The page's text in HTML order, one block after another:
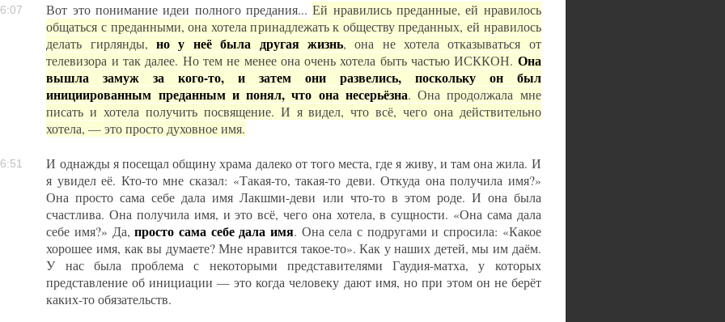
Вот это понимание идеи полного предания...Ей нравились преданные, ей нравилось
общаться с преданными, она хотела принадлежать к обществу преданных, ей нравилось
делать гирлянды,но у неё была другая жизнь, она не хотела отказываться от
телевизора и так далее. Но тем не менее она очень хотела быть частью ИСККОН. Она
вышла замуж за кого-то, и затем они развелись, поскольку он был
инициированным преданным и понял, что она несерьёзна. Она продолжала мне
писать и хотела получить посвящение. И я видел, что всё, чего она действительно
хотела, — это просто духовное имя.
И однажды я посещал общину храма далеко от того места, где я живу, и там она жила. И
я увидел её. Кто-то мне сказал: «Такая-то, такая-то деви. Откуда она получила имя?»
Она просто сама себе дала имя Лакшми-деви или что-то в этом роде. И она была
счастлива. Она получила имя, и это всё, чего она хотела, в сущности. «Она сама дала
себе имя?» Да,просто сама себе дала имя. Она села с подругами и спросила: «Какое
хорошее имя, как вы думаете? Мне нравится такое-то». Как у наших детей, мы им даём.
У нас была проблема с некоторыми представителями Гаудия-матха, у которых
представление об инициации — это когда человеку дают имя, но при этом он не берёт
каких-то обязательств.